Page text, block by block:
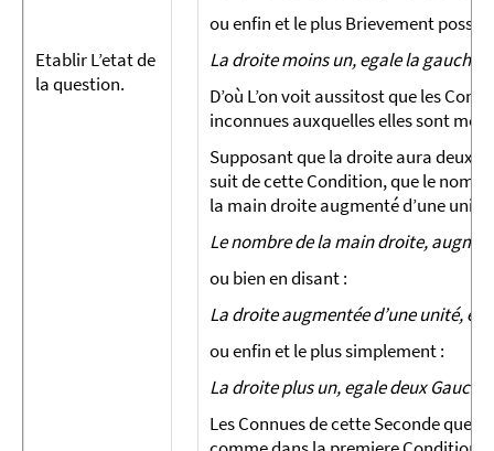
Etablir L’etat de
la question.
ou enfin et le plus Brievement
La droite moins un, egale la gauche,
D’où L’on voit aussitost que les
inconnues auxquelles elles sont
Supposant que la droite aura deux
suit de cette Condition, que le
la main droite augmenté d’une
Le nombre de la main droite,
ou bien en disant :
La droite augmentée d’une unité,
ou enfin et le plus simplement :
La droite plus un, egale deux
Les Connues de cette Seconde